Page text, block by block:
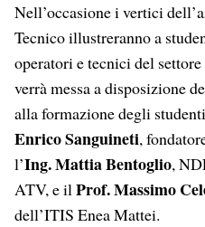
Nell’occasione i vertici
Tecnico illustreranno a
operatori e tecnici del
verrà messa a disposizione
alla formazione degli
Enrico Sanguineti,
l’Ing. Mattia Bentoglio,
ATV, e ilProf. Massimo
dell’ITIS Enea Mattei.